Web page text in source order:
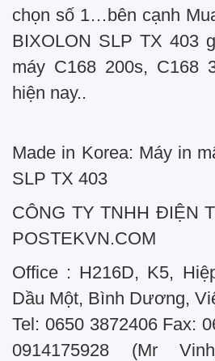
chọn số 1…bên cạnh
BIXOLON SLP TX 403
máy C168 200s, C168
hiện nay..
Made in Korea: Máy in
SLP TX 403
CÔNG TY TNHH ĐIỆN
POSTEKVN.COM
Office : H216D, K5,
Dầu Một, Bình Dương,
Tel: 0650 3872406 Fax:
0914175928 (Mr